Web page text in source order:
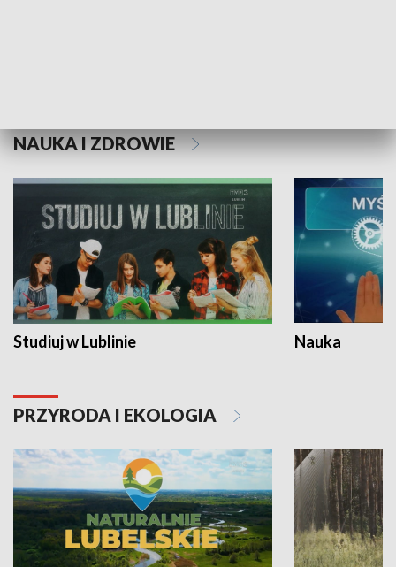
NAUKA I ZDROWIE
Studiuj w Lublinie Nauka
PRZYRODA I EKOLOGIA